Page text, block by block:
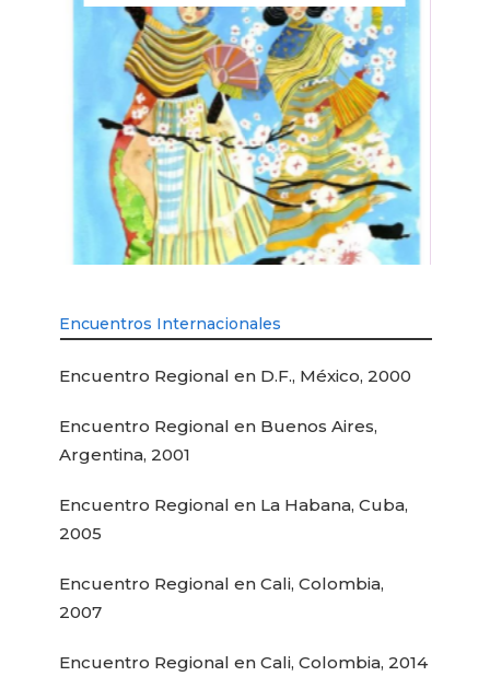
Encuentros Internacionales
Encuentro Regional en D.F., México, 2000
Encuentro Regional en Buenos Aires,
Argentina, 2001
Encuentro Regional en La Habana, Cuba,
2005
Encuentro Regional en Cali, Colombia,
2007
Encuentro Regional en Cali, Colombia, 2014